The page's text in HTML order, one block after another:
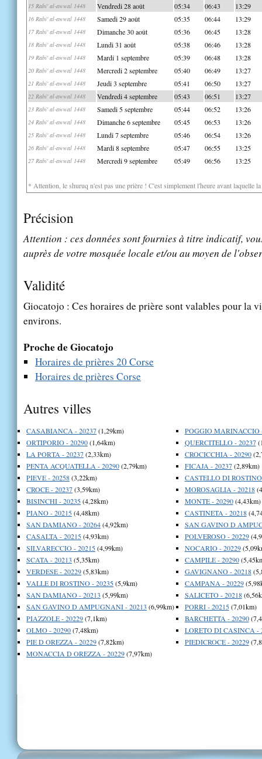
15 Rabi' al-awwal 1448 Vendredi 28 août 05:34 06:43 13:29
16 Rabi' al-awwal 1448 Samedi 29 août 05:35 06:44 13:29
17 Rabi' al-awwal 1448 Dimanche 30 août 05:36 06:45 13:28
18 Rabi' al-awwal 1448 Lundi 31 août 05:38 06:46 13:28
19 Rabi' al-awwal 1448 Mardi 1 septembre 05:39 06:48 13:28
20 Rabi' al-awwal 1448 Mercredi 2 septembre 05:40 06:49 13:27
21 Rabi' al-awwal 1448 Jeudi 3 septembre 05:41 06:50 13:27
22 Rabi' al-awwal 1448 Vendredi 4 septembre 05:43 06:51 13:27
23 Rabi' al-awwal 1448 Samedi 5 septembre 05:44 06:52 13:26
24 Rabi' al-awwal 1448 Dimanche 6 septembre 05:45 06:53 13:26
25 Rabi' al-awwal 1448 Lundi 7 septembre 05:46 06:54 13:26
26 Rabi' al-awwal 1448 Mardi 8 septembre 05:47 06:55 13:25
27 Rabi' al-awwal 1448 Mercredi 9 septembre 05:49 06:56 13:25
* Attention, le shuruq n'est pas une prière ! C'est simplement l'heure avant laquelle
Précision
Attention : ces données sont fournies à titre indicatif,
auprès de votre mosquée locale et/ou au moyen de
Validité
Giocatojo : Ces horaires de prière sont valables pour la
environs.
Proche de Giocatojo
Horaires de prières 20 Corse
Horaires de prières Corse
Autres villes
CASABIANCA - 20237(1,29km)
ORTIPORIO - 20290(1,64km)
LA PORTA - 20237(2,33km)
PENTA ACQUATELLA - 20290(2,79km)
PIEVE - 20258(3,22km)
CROCE - 20237(3,59km)
BISINCHI - 20235(4,28km)
PIANO - 20215(4,48km)
SAN DAMIANO - 20264(4,92km)
CASALTA - 20215(4,93km)
SILVARECCIO - 20215(4,99km)
SCATA - 20213 (5,35km)
VERDESE - 20229(5,83km)
VALLE DI ROSTINO - 20235(5,9km)
SAN DAMIANO - 20213 (5,99km)
SAN GAVINO D AMPUGNANI - 20213 (6,99km)
PIAZZOLE - 20229(7,1km)
OLMO - 20290(7,48km)
PIE D OREZZA - 20229(7,82km)
MONACCIA D OREZZA - 20229(7,97km)
POGGIO MARINACCIO
QUERCITELLO - 20237
CROCICCHIA - 20290
FICAJA - 20237(2,89km)
CASTELLO DI
MOROSAGLIA - 20218
MONTE - 20290(4,43km)
CASTINETA - 20218
SAN GAVINO D
POLVEROSO - 20229
NOCARIO - 20229
CAMPILE - 20290
GAVIGNANO - 20218
CAMPANA - 20229
SALICETO - 20218
PORRI - 20215(7,01km)
BARCHETTA - 20290
LORETO DI CASINCA -
PIEDICROCE - 20229